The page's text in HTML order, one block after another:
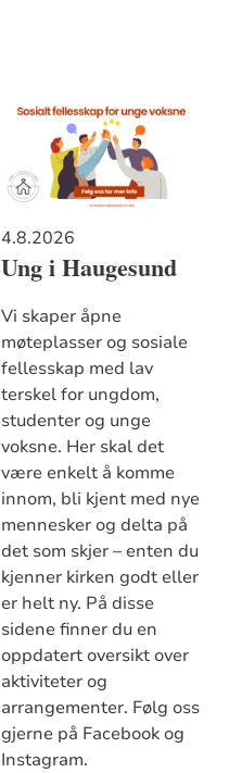
4.8.2026
Ung i Haugesund
Vi skaper åpne
møteplasser og sosiale
fellesskap med lav
terskel for ungdom,
studenter og unge
voksne. Her skal det
være enkelt å komme
innom, bli kjent med nye
mennesker og delta på
det som skjer – enten du
kjenner kirken godt eller
er helt ny. På disse
sidene finner du en
oppdatert oversikt over
aktiviteter og
arrangementer. Følg oss
gjerne på Facebook og
Instagram.